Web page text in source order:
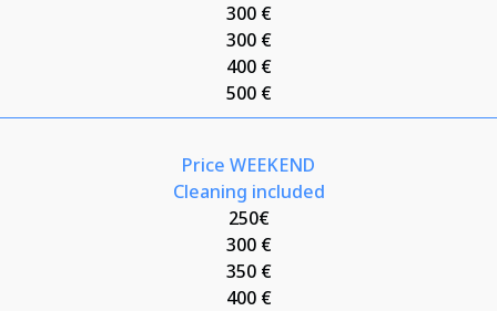
300 €
300 €
400 €
500 €
Price WEEKEND
Cleaning included
250€
300 €
350 €
400 €